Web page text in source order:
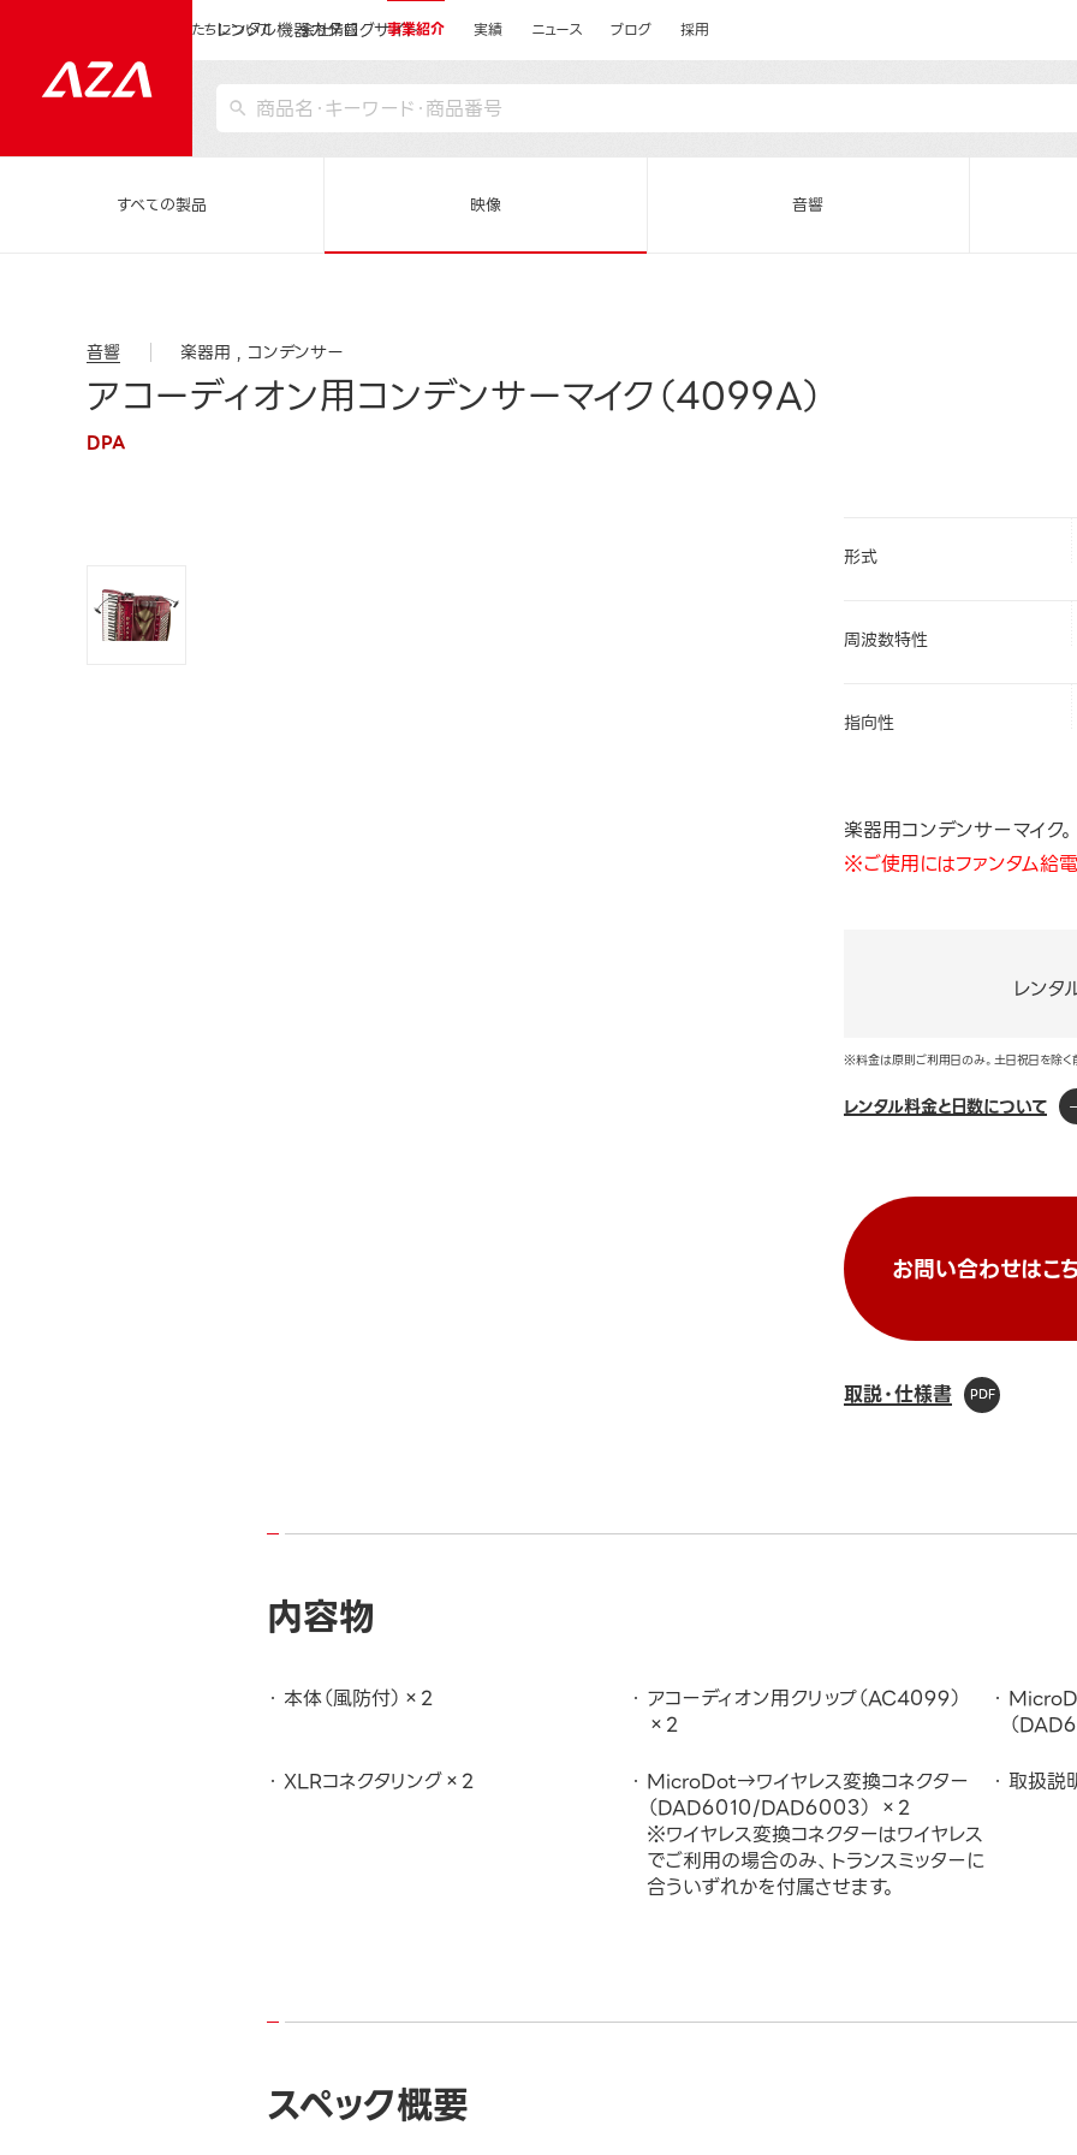
レンタル機器カタログサイト
私たちについて 会社情報 事業紹介 実績 ニュース ブログ 採用
すべての製品 映像 音響
音響 楽器用 コンデンサー
アコーディオン用コンデンサーマイク（4099A）
DPA
形式
周波数特性
指向性
楽器用コンデンサーマイク。
※ご使用にはファンタム給
レンタ
※料金は原則ご利用日のみ。土日祝日を除
レンタル料金と日数について
お問い合わせはこ
取説・仕様書
内容物
本体（風防付）×2
アコーディオン用クリップ（AC4099）
×2
（
XLRコネクタリング×2
MicroDot→ワイヤレス変換コネクター
（DAD6010/DAD6003） ×2
※ワイヤレス変換コネクターはワイヤレス
でご利用の場合のみ、トランスミッターに
合ういずれかを付属させます。
取扱
スペック概要